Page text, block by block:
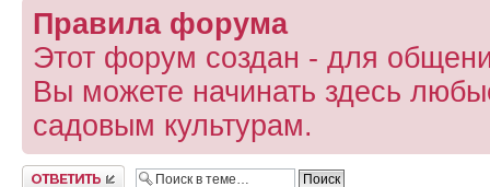
Правила форума
Этот форум создан - для
Вы можете начинать здесь
садовым культурам.
Ответить